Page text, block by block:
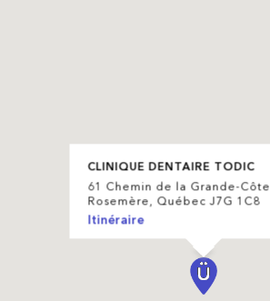
CLINIQUE DENTAIRE TODIC
61 Chemin de la Grande-Côte
Rosemère, Québec J7G 1C8
Itinéraire